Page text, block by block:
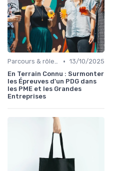
Parcours & rôle du CEO • 13/10/2025
En Terrain Connu : Surmonter
les Épreuves d'un PDG dans
les PME et les Grandes
Entreprises